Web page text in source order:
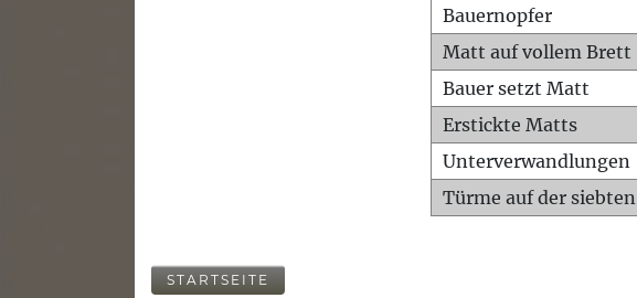
Bauernopfer
Matt auf vollem Brett
Bauer setzt Matt
Erstickte Matts
Unterverwandlungen
Türme auf der siebten
STARTSEITE